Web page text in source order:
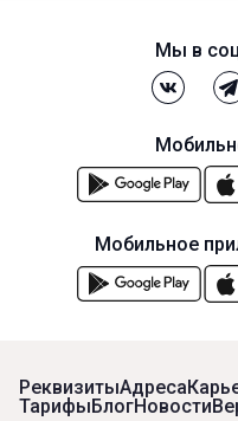
РеквизитыАдреса
ТарифыБлогНовости
Мы в
Мобильное